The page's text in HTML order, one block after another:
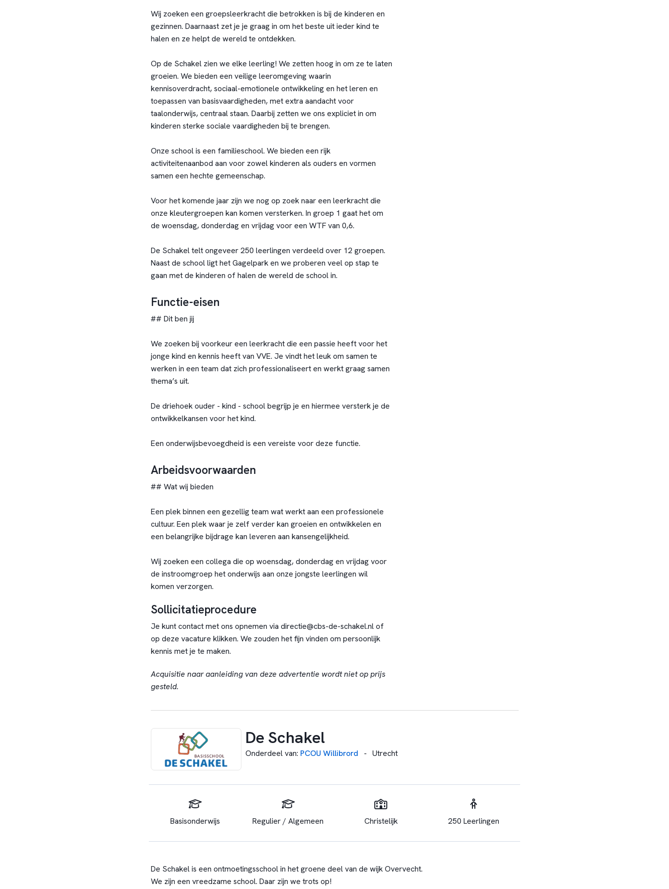
Wij zoeken een groepsleerkracht die betrokken is bij de kinderen en
gezinnen. Daarnaast zet je je graag in om het beste uit ieder kind te
halen en ze helpt de wereld te ontdekken.
Op de Schakel zien we elke leerling! We zetten hoog in om ze te laten
groeien. We bieden een veilige leeromgeving waarin
kennisoverdracht, sociaal-emotionele ontwikkeling en het leren en
toepassen van basisvaardigheden, met extra aandacht voor
taalonderwijs, centraal staan. Daarbij zetten we ons expliciet in om
kinderen sterke sociale vaardigheden bij te brengen.
Onze school is een familieschool. We bieden een rijk
activiteitenaanbod aan voor zowel kinderen als ouders en vormen
samen een hechte gemeenschap.
Voor het komende jaar zijn we nog op zoek naar een leerkracht die
onze kleutergroepen kan komen versterken. In groep 1 gaat het om
de woensdag, donderdag en vrijdag voor een WTF van 0,6.
De Schakel telt ongeveer 250 leerlingen verdeeld over 12 groepen.
Naast de school ligt het Gagelpark en we proberen veel op stap te
gaan met de kinderen of halen de wereld de school in.
Functie-eisen
## Dit ben jij
We zoeken bij voorkeur een leerkracht die een passie heeft voor het
jonge kind en kennis heeft van VVE. Je vindt het leuk om samen te
werken in een team dat zich professionaliseert en werkt graag samen
thema’s uit.
De driehoek ouder - kind - school begrijp je en hiermee versterk je de
ontwikkelkansen voor het kind.
Een onderwijsbevoegdheid is een vereiste voor deze functie.
Arbeidsvoorwaarden
## Wat wij bieden
Een plek binnen een gezellig team wat werkt aan een professionele
cultuur. Een plek waar je zelf verder kan groeien en ontwikkelen en
een belangrijke bijdrage kan leveren aan kansengelijkheid.
Wij zoeken een collega die op woensdag, donderdag en vrijdag voor
de instroomgroep het onderwijs aan onze jongste leerlingen wil
komen verzorgen.
Sollicitatieprocedure
Je kunt contact met ons opnemen via directie@cbs-de-schakel.nl of
op deze vacature klikken. We zouden het fijn vinden om persoonlijk
kennis met je te maken.
Acquisitie naar aanleiding van deze advertentie wordt niet op prijs
gesteld.
De Schakel
Onderdeel van: PCOU Willibrord - Utrecht
Basisonderwijs Regulier / Algemeen Christelijk 250 Leerlingen
De Schakel is een ontmoetingsschool in het groene deel van de wijk Overvecht.
We zijn een vreedzame school. Daar zijn we trots op!